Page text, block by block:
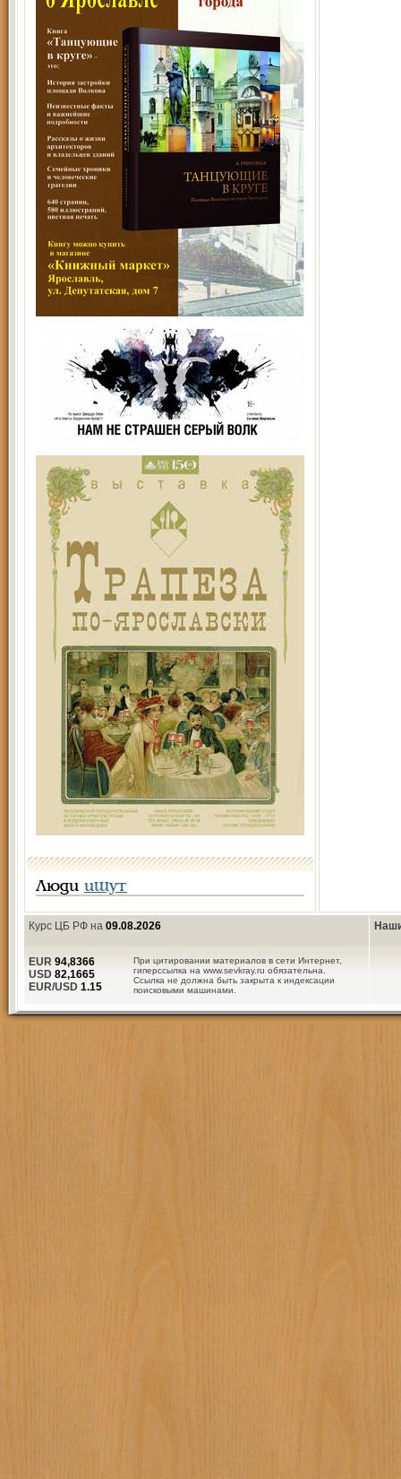
Люди ищут
Курс ЦБ РФ на 09.08.2026
При цитировании материалов в сети Интернет,
гиперссылка на www.sevkray.ru обязательна.
Ссылка не должна быть закрыта к индексации
поисковыми машинами.
EUR 94,8366
USD 82,1665
EUR/USD 1.15